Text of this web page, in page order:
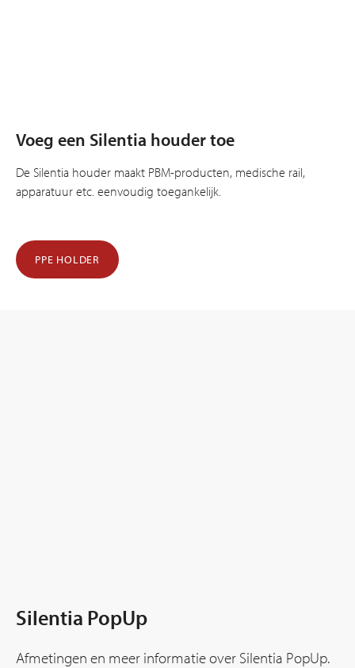
Voeg een Silentia houder toe
De Silentia houder maakt PBM-producten, medische rail,
apparatuur etc. eenvoudig toegankelijk.
PPE HOLDER
Silentia PopUp
Afmetingen en meer informatie over Silentia PopUp.